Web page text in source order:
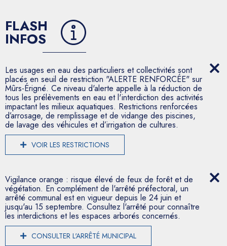
FLASH
INFOS
Les usages en eau des particuliers et collectivités sont
placés en seuil de restriction "ALERTE RENFORCÉE" sur
Mûrs-Érigné. Ce niveau d'alerte appelle à la réduction de
tous les prélèvements en eau et l'interdiction des activités
impactant les milieux aquatiques. Restrictions renforcées
d’arrosage, de remplissage et de vidange des piscines,
de lavage des véhicules et d’irrigation de cultures.
VOIR LES RESTRICTIONS
Vigilance orange : risque élevé de feux de forêt et de
végétation. En complément de l'arrêté préfectoral, un
arrêté communal est en vigueur depuis le 24 juin et
jusqu'au 15 septembre. Consultez l'arrêté pour connaître
les interdictions et les espaces arborés concernés.
CONSULTER L'ARRÊTÉ MUNICIPAL